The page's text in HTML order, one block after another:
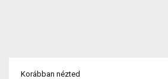
Korábban nézted